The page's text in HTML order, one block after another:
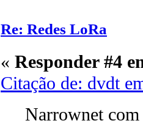
Re: Redes LoRa
« Responder #4
Citação de: dvdt
Narrownet